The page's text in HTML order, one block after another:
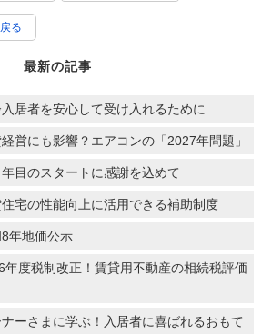
る
最新の記事
居者を安心して受け入れるために
営にも影響？エアコンの「2027年問題」
目のスタートに感謝を込めて
宅の性能向上に活用できる補助制度
年地価公示
度税制改正！賃貸用不動産の相続税評価
ーさまに学ぶ！入居者に喜ばれるおもて